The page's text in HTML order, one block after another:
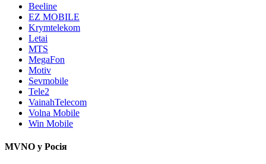
Beeline
EZ MOBILE
Krymtelekom
Letai
MTS
MegaFon
Motiv
Sevmobile
Tele2
VainahTelecom
Volna Mobile
Win Mobile
MVNO у Росія